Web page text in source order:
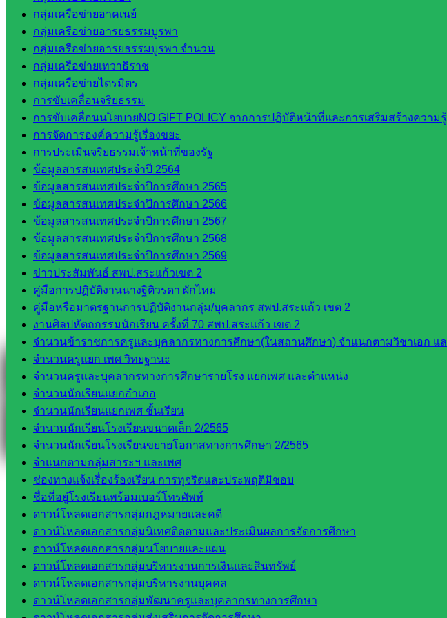
กลุ่มเครือข่ายอาคเนย์
กลุ่มเครือข่ายอารยธรรมบูรพา
กลุ่มเครือข่ายอารยธรรมบูรพา จำนวน
กลุ่มเครือข่ายเทวาธิราช
กลุ่มเครือข่ายไตรมิตร
การขับเคลื่อนจริยธรรม
การขับเคลื่อนนโยบายNO GIFT POLICY จากการปฏิบัติหน้าที่และการเสริมสร้างคว
การจัดการองค์ความรู้เรื่องขยะ
การประเมินจริยธรรมเจ้าหน้าที่ของรัฐ
ข้อมูลสารสนเทศประจำปี 2564
ข้อมูลสารสนเทศประจำปีการศึกษา 2565
ข้อมูลสารสนเทศประจำปีการศึกษา 2566
ข้อมูลสารสนเทศประจำปีการศึกษา 2567
ข้อมูลสารสนเทศประจำปีการศึกษา 2568
ข้อมูลสารสนเทศประจำปีการศึกษา 2569
ข่าวประสัมพันธ์ สพป.สระแก้วเขต 2
คู่มือการปฏิบัติงานนางฐิติวรดา ผักไหม
คู่มือหรือมาตรฐานการปฏิบัติงานกลุ่ม/บุคลากร สพป.สระแก้ว เขต 2
งานศิลปหัตถกรรมนักเรียน ครั้งที่ 70 สพป.สระแก้ว เขต 2
จำนวนข้าราชการครูและบุคลากรทางการศึกษา(ในสถานศึกษา) จำแนกตามวิชาเอก แ
จำนวนครูแยก เพศ วิทยฐานะ
จำนวนครูและบุคลากรทางการศึกษารายโรง แยกเพศ และตำแหน่ง
จำนวนนักเรียนแยกอำเภอ
จำนวนนักเรียนแยกเพศ ชั้นเรียน
จำนวนนักเรียนโรงเรียนขนาดเล็ก 2/2565
จำนวนนักเรียนโรงเรียนขยายโอกาสทางการศึกษา 2/2565
จำแนกตามกลุ่มสาระฯ และเพศ
ช่องทางแจ้งเรื่องร้องเรียน การทุจริตและประพฤติมิชอบ
ชื่อที่อยู่โรงเรียนพร้อมเบอร์โทรศัพท์
ดาวน์โหลดเอกสารกลุ่มกฎหมายและคดี
ดาวน์โหลดเอกสารกลุ่มนิเทศติดตามและประเมินผลการจัดการศึกษา
ดาวน์โหลดเอกสารกลุ่มนโยบายและแผน
ดาวน์โหลดเอกสารกลุ่มบริหารงานการเงินและสินทรัพย์
ดาวน์โหลดเอกสารกลุ่มบริหารงานบุคคล
ดาวน์โหลดเอกสารกลุ่มพัฒนาครูและบุคลากรทางการศึกษา
::: ©2021 sakarea2.go.th. All rights reserved. Design By SK2 ICT TEAM :::
สอบถามได้นะคะ
Line
Tel 037-232263:
Messenger
Facebook